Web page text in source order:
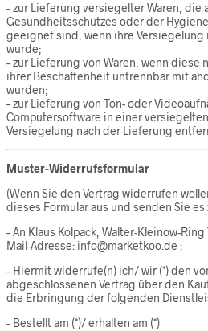
– zur Lieferung versiegelter Waren, die
Gesundheitsschutzes oder der
geeignet sind, wenn ihre
wurde;
– zur Lieferung von Waren, wenn
ihrer Beschaffenheit untrennbar mit
wurden;
– zur Lieferung von Ton- oder
Computersoftware in einer
Versiegelung nach der Lieferung
Muster-Widerrufsformular
(Wenn Sie den Vertrag widerrufen
dieses Formular aus und senden Sie es
– An Klaus Kolpack, Walter-Kleinow-
Mail-Adresse: info@marketkoo.de :
– Hiermit widerrufe(n) ich/ wir (*) den
abgeschlossenen Vertrag über den
die Erbringung der folgenden
– Bestellt am (*)/ erhalten am (*)